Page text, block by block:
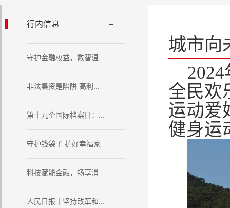
行内信息
守护金融权益，数智温...
非法集资是陷阱 高利...
第十九个国际档案日：...
守护钱袋子 护好幸福家
科技赋能金融，畅享消...
人民日报丨坚持改革和...
城市向
全民欢
运动爱
健身运